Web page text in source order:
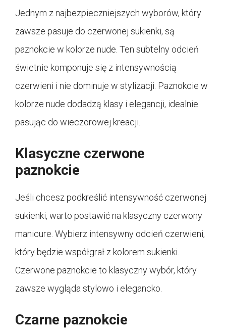
Jednym z najbezpieczniejszych wyborów, który
zawsze pasuje do czerwonej sukienki, są
paznokcie w kolorze nude. Ten subtelny odcień
świetnie komponuje się z intensywnością
czerwieni i nie dominuje w stylizacji. Paznokcie w
kolorze nude dodadzą klasy i elegancji, idealnie
pasując do wieczorowej kreacji.
Klasyczne czerwone
paznokcie
Jeśli chcesz podkreślić intensywność czerwonej
sukienki, warto postawić na klasyczny czerwony
manicure. Wybierz intensywny odcień czerwieni,
który będzie współgrał z kolorem sukienki.
Czerwone paznokcie to klasyczny wybór, który
zawsze wygląda stylowo i elegancko.
Czarne paznokcie